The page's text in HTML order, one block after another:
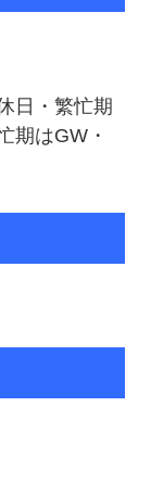
日・繁忙期
期はGW・